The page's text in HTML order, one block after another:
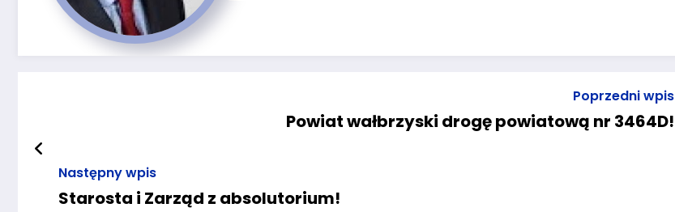
Poprzedni wpis
Powiat wałbrzyski drogę powiatową nr 3464D!
Następny wpis
Starosta i Zarząd z absolutorium!